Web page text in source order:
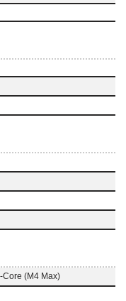
(M4 Max)